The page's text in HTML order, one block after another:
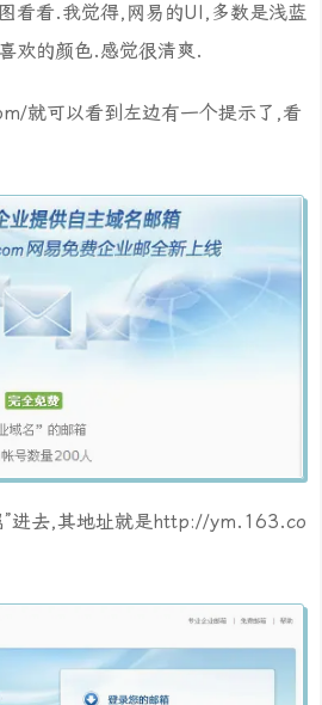
看看.我觉得,网易的UI,多数是浅蓝
欢的颜色.感觉很清爽.
就可以看到左边有一个提示了,看
”进去,其地址就是http://ym.163.co